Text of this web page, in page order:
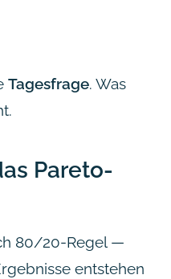
Tagesfrage. Was
Pareto-
80/20-Regel —
entstehen